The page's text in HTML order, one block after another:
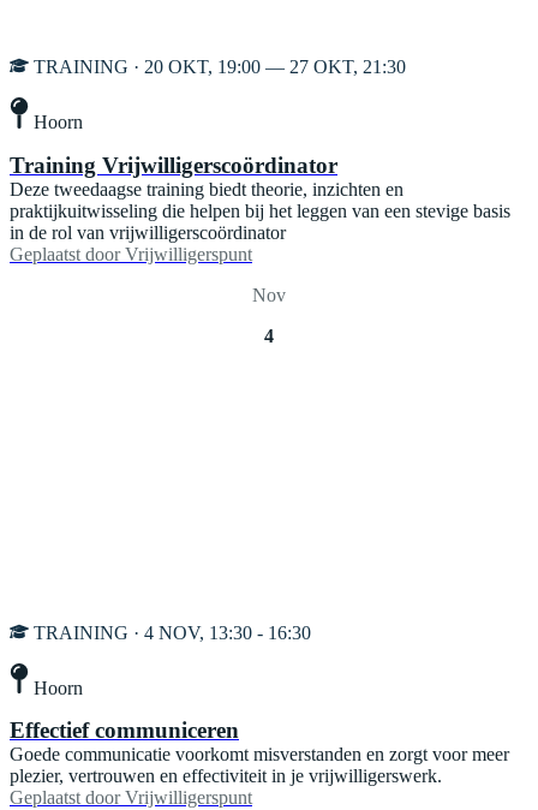
TRAINING · 20 OKT, 19:00 — 27 OKT, 21:30
Hoorn
Training Vrijwilligerscoördinator
Deze tweedaagse training biedt theorie, inzichten en
praktijkuitwisseling die helpen bij het leggen van een stevige basis
in de rol van vrijwilligerscoördinator
Geplaatst door Vrijwilligerspunt
Nov
4
TRAINING · 4 NOV, 13:30 - 16:30
Hoorn
Effectief communiceren
Goede communicatie voorkomt misverstanden en zorgt voor meer
plezier, vertrouwen en effectiviteit in je vrijwilligerswerk.
Geplaatst door Vrijwilligerspunt